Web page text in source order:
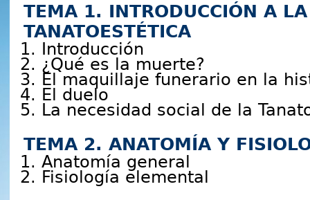
TEMA 1. INTRODUCCIÓN A LA
TANATOESTÉTICA
Introducción
¿Qué es la muerte?
El maquillaje funerario en la
El duelo
La necesidad social de la
TEMA 2. ANATOMÍA Y
Anatomía general
Fisiología elemental